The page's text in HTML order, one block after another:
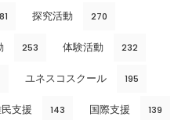
探究活動 270
253 体験活動 232
ユネスコスクール 195
支援 143 国際支援 139